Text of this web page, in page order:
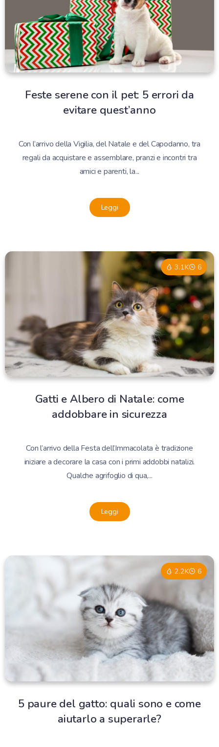
Feste serene con il pet: 5 errori da
evitare quest’anno
Con l’arrivo della Vigilia, del Natale e del Capodanno, tra
regali da acquistare e assemblare, pranzi e incontri tra
amici e parenti, la...
Leggi
3.1K 6
Gatti e Albero di Natale: come
addobbare in sicurezza
Con l’arrivo della Festa dell’Immacolata è tradizione
iniziare a decorare la casa con i primi addobbi natalizi.
Qualche agrifoglio di qua,...
Leggi
2.2K 6
5 paure del gatto: quali sono e come
aiutarlo a superarle?